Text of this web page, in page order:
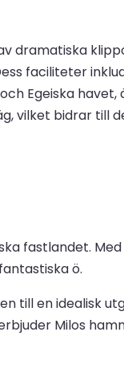
dramatiska
faciliteter
Egeiska havet,
vilket bidrar till
fastlandet.
ö.
till en idealisk
Milos